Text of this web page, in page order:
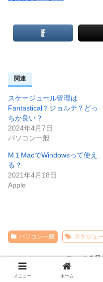
関連
スケージュール管理は
Fantastical？ジョルテ？どっ
ちか良い？
2024年4月7日
パソコン一般
M１MacでWindowsって使え
る？
2021年4月18日
Apple
パソコン一般 スケジュ
ユーキ1
メニュー ホーム